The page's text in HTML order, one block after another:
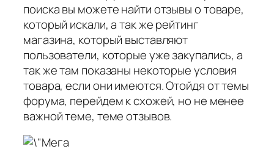
поиска вы можете найти отзывы о товаре,
который искали, а так же рейтинг
магазина, который выставляют
пользователи, которые уже закупались, а
так же там показаны некоторые условия
товара, если они имеются. Отойдя от темы
форума, перейдем к схожей, но не менее
важной теме, теме отзывов.